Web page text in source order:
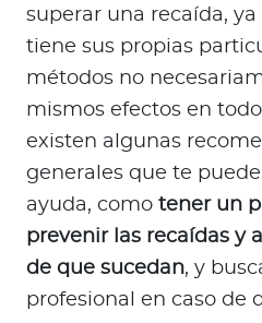
superar una recaída,
tiene sus propias
métodos no
mismos efectos en
existen algunas
generales que te
ayuda, como tener un
prevenir las recaídas y
de que sucedan, y
profesional en caso de